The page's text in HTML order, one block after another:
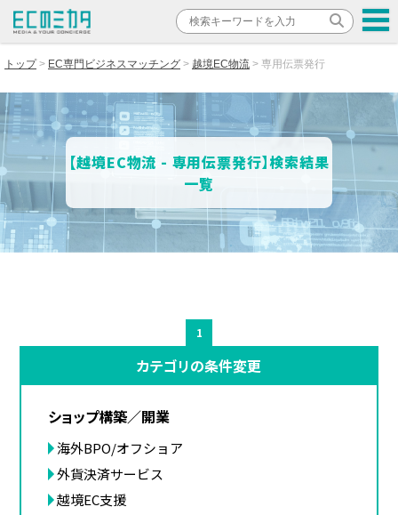
トップ EC専門ビジネスマッチング 越境EC物流 専用伝票発行
【越境EC物流 - 専用伝票発行】検索結果
一覧
1
カテゴリの条件変更
ショップ構築／開業
海外BPO/オフショア
外貨決済サービス
越境EC支援